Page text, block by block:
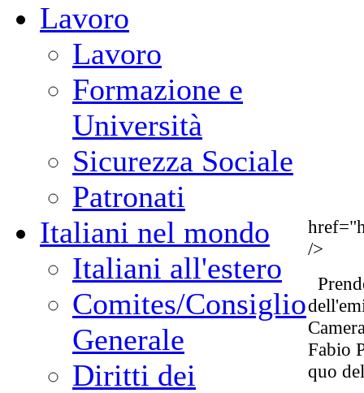
Lavoro
Lavoro
Formazione e
Università
Sicurezza Sociale
Patronati
Italiani nel mondo
Italiani all'estero
Comites/Consiglio
Generale
Diritti dei
/>
Fabio
quo